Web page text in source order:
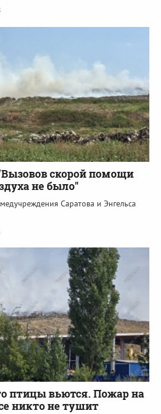
скорой помощи
не было"
Саратова и Энгельса
птицы вьются. Пожар на
никто не тушит